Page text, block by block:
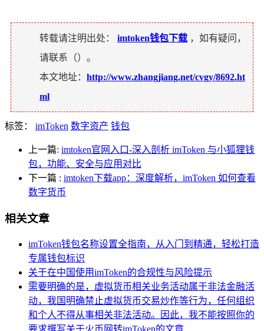
转载请注明出处： imtoken钱包下载 ，如有疑问，
请联系（）。
本文地址： http://www.zhangjiang.net/cvgy/8692.ht
ml
标签： imToken 数字资产 钱包
上一篇: imtoken官网入口-深入剖析 imToken 与小狐狸钱
包，功能、安全与应用对比
下一篇 : imtoken下载app：深度解析，imToken 如何查看
数字货币
相关文章
imToken钱包名称设置全指南，从入门到精通，轻松打造
专属钱包标识
关于在中国使用imToken的合规性与风险提示
需要明确的是，虚拟货币相关业务活动属于非法金融活
动，我国明确禁止虚拟货币交易炒作等行为，任何组织
和个人不得从事相关非法活动。因此，我不能按照你的